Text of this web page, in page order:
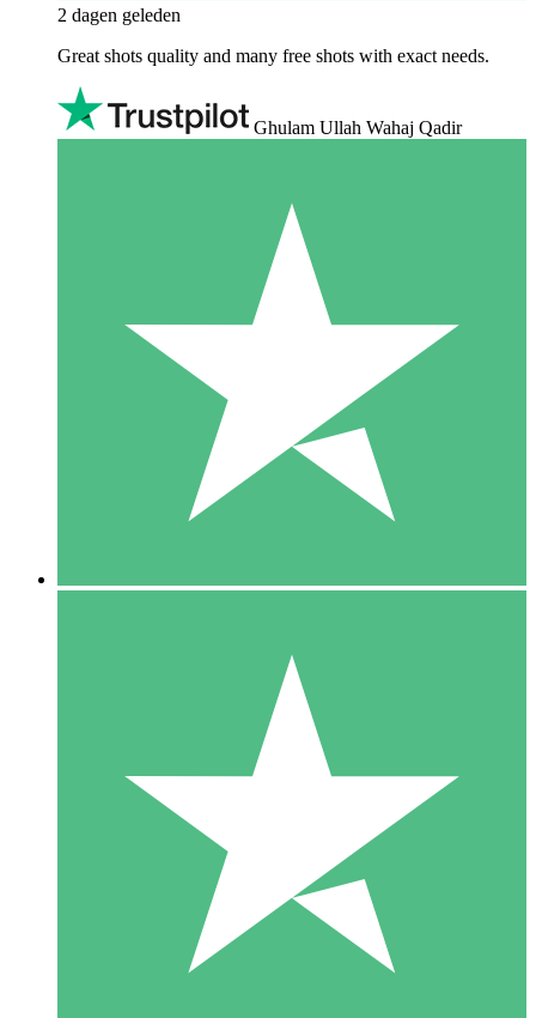
2 dagen geleden
Great shots quality and many free shots with exact needs.
Ghulam Ullah Wahaj Qadir